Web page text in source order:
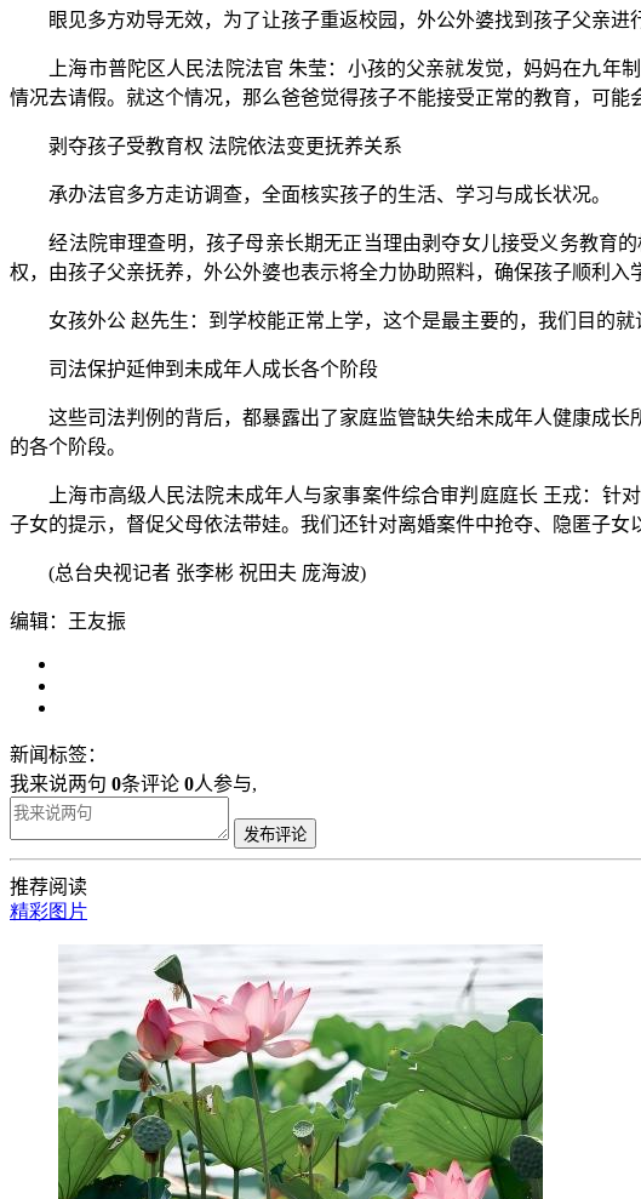
眼见多方劝导无效，为了让孩子重返校园，外公外婆找到孩子父亲进
上海市普陀区人民法院法官 朱莹：小孩的父亲就发觉，妈妈在九年制
情况去请假。就这个情况，那么爸爸觉得孩子不能接受正常的教育，可能
剥夺孩子受教育权 法院依法变更抚养关系
承办法官多方走访调查，全面核实孩子的生活、学习与成长状况。
经法院审理查明，孩子母亲长期无正当理由剥夺女儿接受义务教育的
权，由孩子父亲抚养，外公外婆也表示将全力协助照料，确保孩子顺利入
女孩外公 赵先生：到学校能正常上学，这个是最主要的，我们目的就
司法保护延伸到未成年人成长各个阶段
这些司法判例的背后，都暴露出了家庭监管缺失给未成年人健康成长
的各个阶段。
上海市高级人民法院未成年人与家事案件综合审判庭庭长 王戎：针对
子女的提示，督促父母依法带娃。我们还针对离婚案件中抢夺、隐匿子
(总台央视记者 张李彬 祝田夫 庞海波)
编辑：王友振
新闻标签：
我来说两句 0条评论 0人参与,
发布评论
推荐阅读